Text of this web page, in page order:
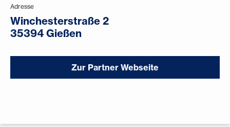
Adresse
Winchesterstraße 2
35394 Gießen
Zur Partner Webseite